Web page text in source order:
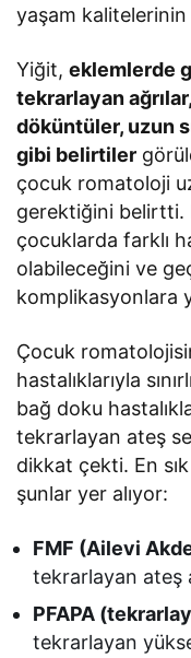
yaşam kalitelerinin
Yiğit,eklemlerde
tekrarlayan
döküntüler, uzun
gibi belirtiler
çocuk romatoloji
gerektiğini belirtti.
çocuklarda farklı
olabileceğini ve
komplikasyonlara
Çocuk
hastalıklarıyla
bağ doku
tekrarlayan ateş
dikkat çekti. En
şunlar yer alıyor:
FMF (Ailevi
tekrarlayan ateş
PFAPA
tekrarlayan